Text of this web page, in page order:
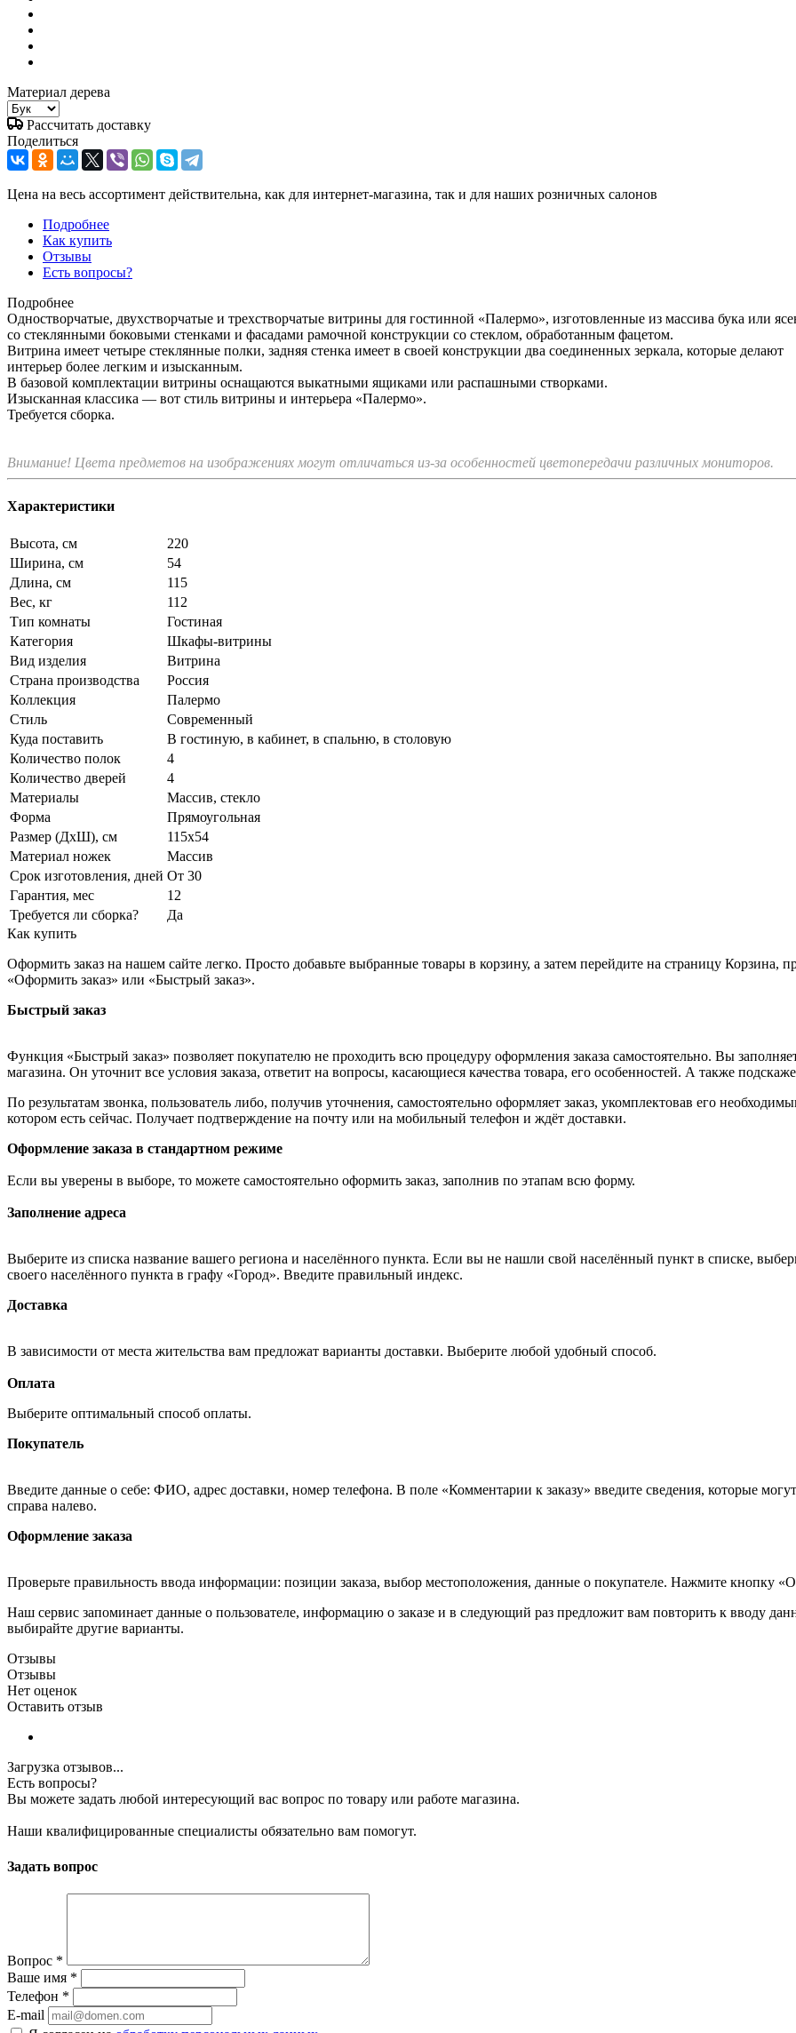
Материал дерева
Рассчитать доставку
Поделиться
Цена на весь ассортимент действительна, как для интернет-магазина, так и для наших розничных салонов
Подробнее
Как купить
Отзывы
Есть вопросы?
Подробнее
Одностворчатые, двухстворчатые и трехстворчатые витрины для гостинной «Палермо», изготовленные из массива бука или
со стеклянными боковыми стенками и фасадами рамочной конструкции со стеклом, обработанным фацетом.
Витрина имеет четыре стеклянные полки, задняя стенка имеет в своей конструкции два соединенных зеркала, которые делают
интерьер более легким и изысканным.
В базовой комплектации витрины оснащаются выкатными ящиками или распашными створками.
Изысканная классика — вот стиль витрины и интерьера «Палермо».
Требуется сборка.
Внимание! Цвета предметов на изображениях могут отличаться из-за особенностей цветопередачи различных мониторов.
Характеристики
Высота, см
220
Ширина, см
54
Длина, см
115
Вес, кг
112
Тип комнаты
Гостиная
Категория
Шкафы-витрины
Вид изделия
Витрина
Страна производства
Россия
Коллекция
Палермо
Стиль
Современный
Куда поставить
В гостиную, в кабинет, в спальню, в столовую
Количество полок
4
Количество дверей
4
Материалы
Массив, стекло
Форма
Прямоугольная
Размер (ДхШ), см
115х54
Материал ножек
Массив
Срок изготовления, дней От 30
Гарантия, мес
12
Требуется ли сборка?
Да
Как купить
Оформить заказ на нашем сайте легко. Просто добавьте выбранные товары в корзину, а затем перейдите на страницу Корзина,
«Оформить заказ» или «Быстрый заказ».
Быстрый заказ
Функция «Быстрый заказ» позволяет покупателю не проходить всю процедуру оформления заказа самостоятельно. Вы
магазина. Он уточнит все условия заказа, ответит на вопросы, касающиеся качества товара, его особенностей. А также
По результатам звонка, пользователь либо, получив уточнения, самостоятельно оформляет заказ, укомплектовав его
котором есть сейчас. Получает подтверждение на почту или на мобильный телефон и ждёт доставки.
Оформление заказа в стандартном режиме
Если вы уверены в выборе, то можете самостоятельно оформить заказ, заполнив по этапам всю форму.
Заполнение адреса
Выберите из списка название вашего региона и населённого пункта. Если вы не нашли свой населённый пункт в списке,
своего населённого пункта в графу «Город». Введите правильный индекс.
Доставка
В зависимости от места жительства вам предложат варианты доставки. Выберите любой удобный способ.
Оплата
Выберите оптимальный способ оплаты.
Покупатель
Введите данные о себе: ФИО, адрес доставки, номер телефона. В поле «Комментарии к заказу» введите сведения, которые
справа налево.
Оформление заказа
Проверьте правильность ввода информации: позиции заказа, выбор местоположения, данные о покупателе. Нажмите кнопку
Наш сервис запоминает данные о пользователе, информацию о заказе и в следующий раз предложит вам повторить к вводу
выбирайте другие варианты.
Отзывы
Отзывы
Нет оценок
Оставить отзыв
Загрузка отзывов...
Есть вопросы?
Вы можете задать любой интересующий вас вопрос по товару или работе магазина.
Наши квалифицированные специалисты обязательно вам помогут.
Задать вопрос
Вопрос *
Ваше имя *
Телефон *
E-mail